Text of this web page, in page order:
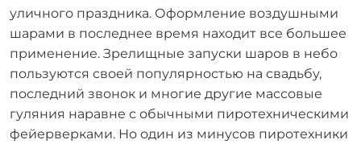
уличного праздника. Оформление воздушными
шарами в последнее время находит все большее
применение. Зрелищные запуски шаров в небо
пользуются своей популярностью на свадьбу,
последний звонок и многие другие массовые
гуляния наравне с обычными пиротехническими
фейерверками. Но один из минусов пиротехники